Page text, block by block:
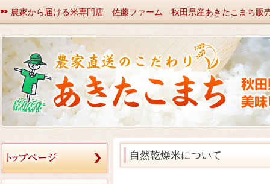
農家から届ける米専門店 佐藤ファーム 秋田県産あきたこまち販
自然乾燥米について